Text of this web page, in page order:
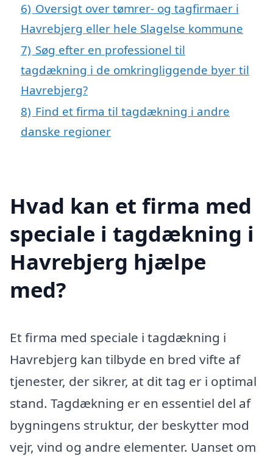
6) Oversigt over tømrer- og tagfirmaer i
Havrebjerg eller hele Slagelse kommune
7) Søg efter en professionel til
tagdækning i de omkringliggende byer til
Havrebjerg?
8) Find et firma til tagdækning i andre
danske regioner
Hvad kan et firma med
speciale i tagdækning i
Havrebjerg hjælpe
med?
Et firma med speciale i tagdækning i
Havrebjerg kan tilbyde en bred vifte af
tjenester, der sikrer, at dit tag er i optimal
stand. Tagdækning er en essentiel del af
bygningens struktur, der beskytter mod
vejr, vind og andre elementer. Uanset om